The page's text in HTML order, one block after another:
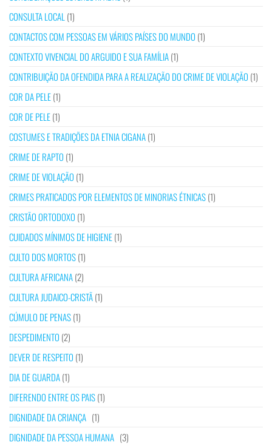
CONSULTA LOCAL (1)
CONTACTOS COM PESSOAS EM VÁRIOS PAÍSES DO MUNDO (1)
CONTEXTO VIVENCIAL DO ARGUIDO E SUA FAMÍLIA(1)
CONTRIBUIÇÃO DA OFENDIDA PARA A REALIZAÇÃO DO CRIME DE VIOLAÇÃO (1)
COR DA PELE(1)
COR DE PELE(1)
COSTUMES E TRADIÇÕES DA ETNIA CIGANA(1)
CRIME DE RAPTO (1)
CRIME DE VIOLAÇÃO (1)
CRIMES PRATICADOS POR ELEMENTOS DE MINORIAS ÉTNICAS(1)
CRISTÃO ORTODOXO (1)
CUIDADOS MÍNIMOS DE HIGIENE(1)
CULTO DOS MORTOS(1)
CULTURA AFRICANA(2)
CULTURA JUDAICO-CRISTÃ(1)
CÚMULO DE PENAS(1)
DESPEDIMENTO (2)
DEVER DE RESPEITO (1)
DIA DE GUARDA(1)
DIFERENDO ENTRE OS PAIS(1)
DIGNIDADE DA CRIANÇA (1)
DIGNIDADE DA PESSOA HUMANA (3)